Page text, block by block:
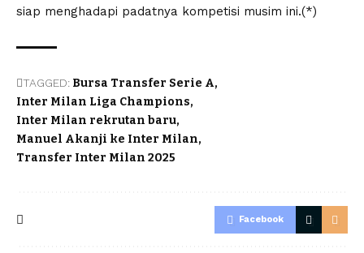
siap menghadapi padatnya kompetisi musim ini.(*)
TAGGED: Bursa Transfer Serie A
Inter Milan Liga Champions
Inter Milan rekrutan baru
Manuel Akanji ke Inter Milan
Transfer Inter Milan 2025
Facebook